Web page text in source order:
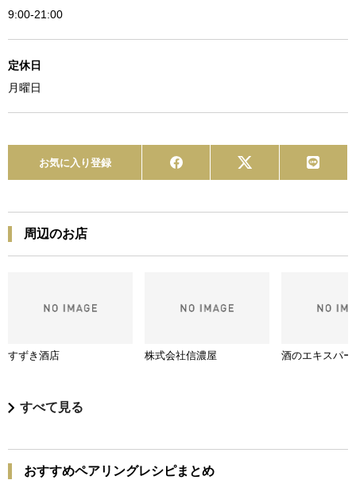
9:00-21:00
定休日
月曜日
お気に入り登録
周辺のお店
すずき酒店 株式会社信濃屋 酒のエキスパー
すべて見る
おすすめペアリングレシピまとめ